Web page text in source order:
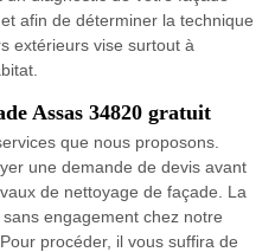
afin de déterminer la technique
extérieurs vise surtout à
Assas 34820 gratuit
que nous proposons.
une demande de devis avant
de nettoyage de façade. La
engagement chez notre
procéder, il vous suffira de